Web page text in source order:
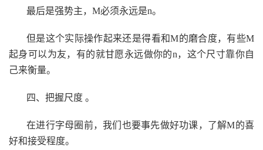
最后是强势主，M必须永远是n。
但是这个实际操作起来还是得看和M的磨合度，有些M
起身可以为友，有的就甘愿永远做你的n，这个尺寸靠你自
己来衡量。
四、把握尺度 。
在进行字母圈前，我们也要事先做好功课，了解M的喜
好和接受程度。